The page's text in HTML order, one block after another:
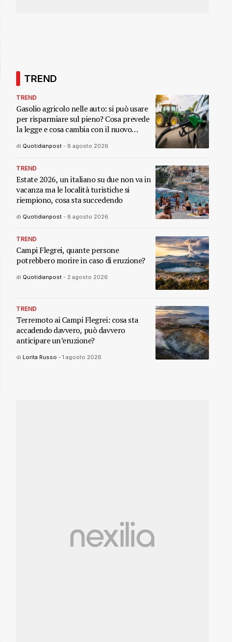
TREND
TREND
Gasolio agricolo nelle auto: si può usare
per risparmiare sul pieno? Cosa prevede
la legge e cosa cambia con il nuovo
di Quotidianpost - 8 agosto 2026
TREND
Estate 2026, un italiano su due non va in
vacanza ma le località turistiche si
riempiono, cosa sta succedendo
di Quotidianpost - 8 agosto 2026
TREND
Campi Flegrei, quante persone
potrebbero morire in caso di eruzione?
di Quotidianpost - 2 agosto 2026
TREND
Terremoto ai Campi Flegrei: cosa sta
accadendo davvero, può davvero
anticipare un’eruzione?
di Lorita Russo - 1 agosto 2026